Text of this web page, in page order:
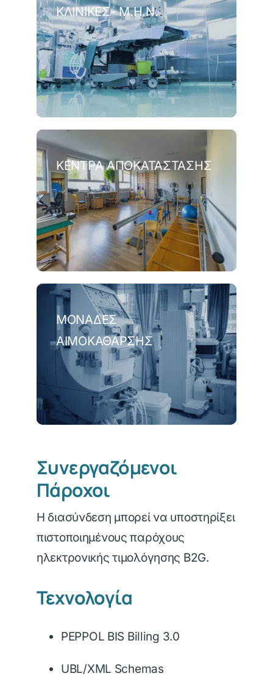
ΚΛΙΝΙΚΈΣ- Μ.Η.Ν.
ΚΈΝΤΡΑ ΑΠΟΚΑΤΆΣΤΑΣΗΣ
ΜΟΝΆΔΕΣ
ΑΙΜΟΚΆΘΑΡΣΗΣ
Συνεργαζόμενοι
Πάροχοι
Η διασύνδεση μπορεί να υποστηρίξει
πιστοποιημένους παρόχους
ηλεκτρονικής τιμολόγησης B2G.
Τεχνολογία
PEPPOL BIS Billing 3.0
UBL/XML Schemas